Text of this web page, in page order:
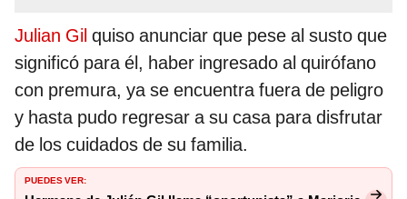
Julian Gil quiso anunciar que pese al susto que
significó para él, haber ingresado al quirófano
con premura, ya se encuentra fuera de peligro
y hasta pudo regresar a su casa para disfrutar
de los cuidados de su familia.
PUEDES VER: